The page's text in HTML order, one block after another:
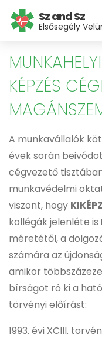
Sz and Sz
Elsősegély
KÉPZÉS
A munkavállalók
évek során
cégvezető
munkavédelmi
viszont, hogy
kollégák jelenléte is
méretétől, a
számára az
amikor
bírságot ró ki a
törvényi előírást:
1993. évi XCIII.